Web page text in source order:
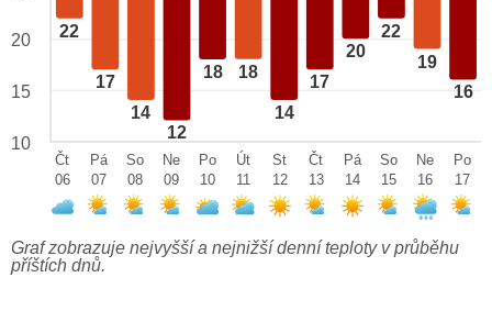
22
17
14
12
18 18
14
17
20
22
19
16
20
15
10
Čt
06
Pá
07
So
08
Ne
09
Po
10
Út
11
St
12
Čt
13
Pá
14
So
15
Ne
16
Po
17
Graf zobrazuje nejvyšší a nejnižší denní teploty v průběhu
příštích dnů.